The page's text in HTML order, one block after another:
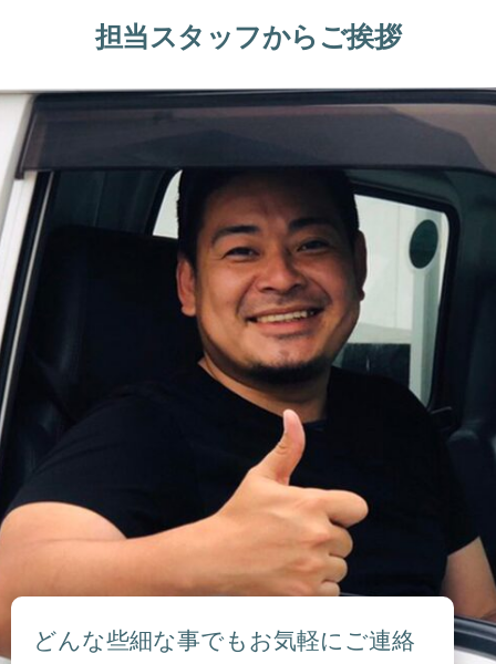
担当スタッフからご挨拶
どんな些細な事でもお気軽にご連絡